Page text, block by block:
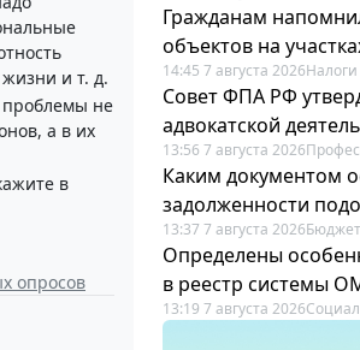
и т. д.
проблемы не
а в их
в
опросов
Гражданам
объектов на
14:45 7 августа 2026Налоги
Совет ФПА РФ
адвокатской
13:56 7 августа 2026
Каким документом
задолженности
13:37 7 августа 2026
Определены
в реестр системы
13:19 7 августа 2026